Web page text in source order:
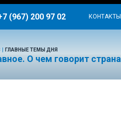
(967) 200 97 02 КОНТАКТЫ
ГЛАВНЫЕ ТЕМЫ ДНЯ
О чем говорит страна